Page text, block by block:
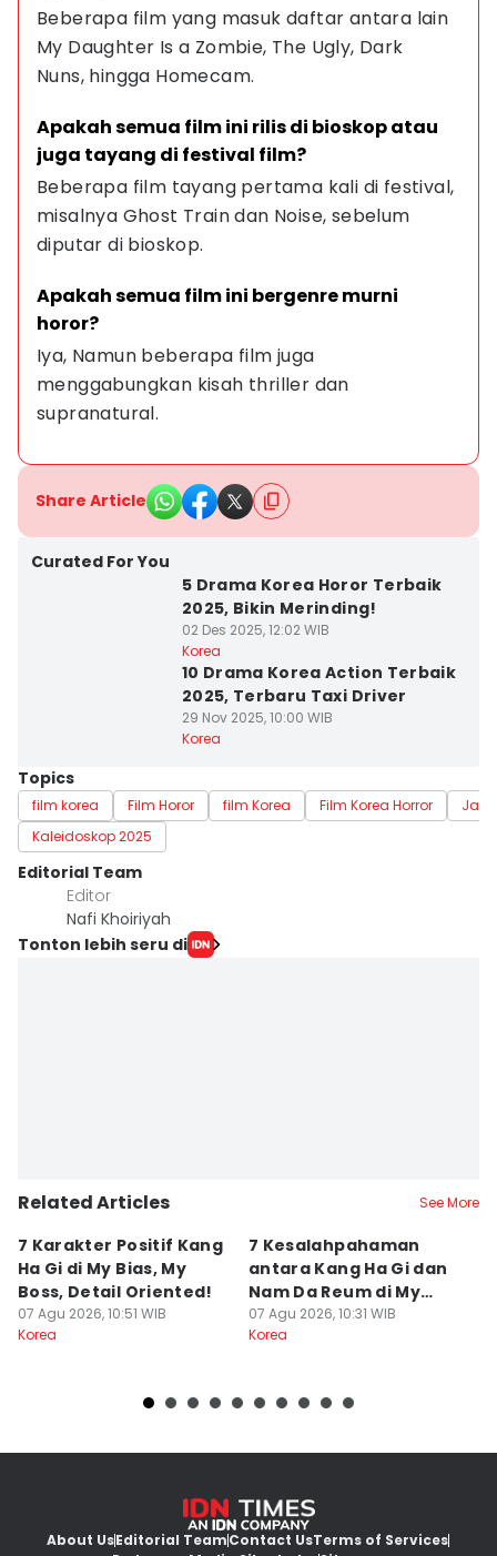
Beberapa film yang masuk daftar antara lain
My Daughter Is a Zombie, The Ugly, Dark
Nuns, hingga Homecam.
Apakah semua film ini rilis di bioskop atau
juga tayang di festival film?
Beberapa film tayang pertama kali di festival,
misalnya Ghost Train dan Noise, sebelum
diputar di bioskop.
Apakah semua film ini bergenre murni
horor?
Iya, Namun beberapa film juga
menggabungkan kisah thriller dan
supranatural.
Share Article
Curated For You
5 Drama Korea Horor Terbaik
2025, Bikin Merinding!
02 Des 2025, 12:02 WIB
Korea
10 Drama Korea Action Terbaik
2025, Terbaru Taxi Driver
29 Nov 2025, 10:00 WIB
Korea
Topics
film korea Film Horor film Korea Film Korea Horror
Jadi
Kaleidoskop 2025
Editorial Team
Editor
Nafi Khoiriyah
Tonton lebih seru di
Related Articles See More
7 Karakter Positif Kang
Ha Gi di My Bias, My
Boss, Detail Oriented!
07 Agu 2026, 10:51 WIB
Korea
7 Kesalahpahaman
antara Kang Ha Gi dan
Nam Da Reum di My
Bias, My Boss
07 Agu 2026, 10:31 WIB
Korea
About UsEditorial TeamContact UsTerms of Services